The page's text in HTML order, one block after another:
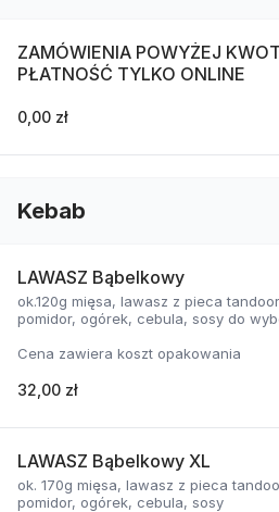
ZAMÓWIENIA POWYŻEJ
PŁATNOŚĆ TYLKO ONLINE
0,00 zł
Kebab
LAWASZ Bąbelkowy
ok.120g mięsa, lawasz z pieca tandoori, sałata lodowa,
pomidor, ogórek, cebula, sosy do
Cena zawiera koszt opakowania
32,00 zł
LAWASZ Bąbelkowy XL
ok. 170g mięsa, lawasz z pieca
pomidor, ogórek, cebula, sosy